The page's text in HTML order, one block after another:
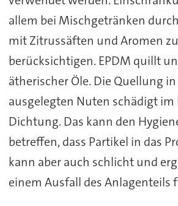
allem bei Mischgetränken
mit Zitrussäften und Aromen zu
berücksichtigen. EPDM quillt
ätherischer Öle. Die Quellung
ausgelegten Nuten schädigt im
Dichtung. Das kann den
betreffen, dass Partikel in das
kann aber auch schlicht und
einem Ausfall des Anlagenteils